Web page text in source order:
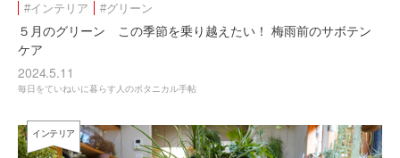
#インテリア #グリーン
５月のグリーン この季節を乗り越えたい！ 梅雨前のサボテン
ケア
2024.5.11
毎日をていねいに暮らす人のボタニカル手帖
インテリア